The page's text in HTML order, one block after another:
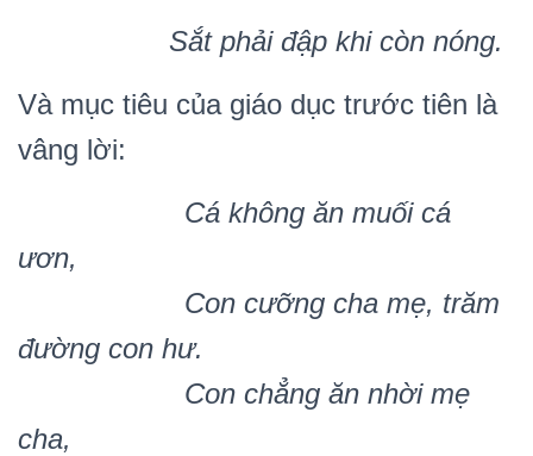
Sắt phải đập khi còn nóng.
Và mục tiêu của giáo dục trước tiên là
vâng lời:
Cá không ăn muối cá
ươn,
Con cưỡng cha mẹ, trăm
đường con hư.
Con chẳng ăn nhời mẹ
cha,